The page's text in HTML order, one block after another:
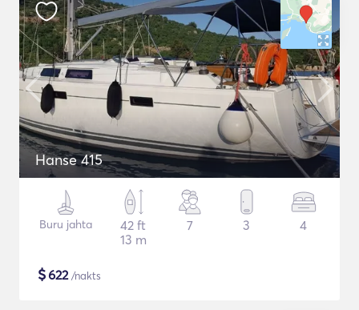
Hanse 415
Buru jahta
42 ft
13 m
7 3 4
$622/nakts